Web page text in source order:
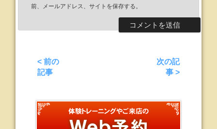
前、メールアドレス、サイトを保存する。
< 前の
記事
次の記
事 >